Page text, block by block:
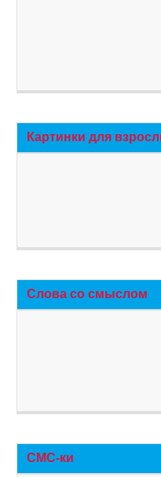
Картинки для
Слова со смыслом
СМС-ки